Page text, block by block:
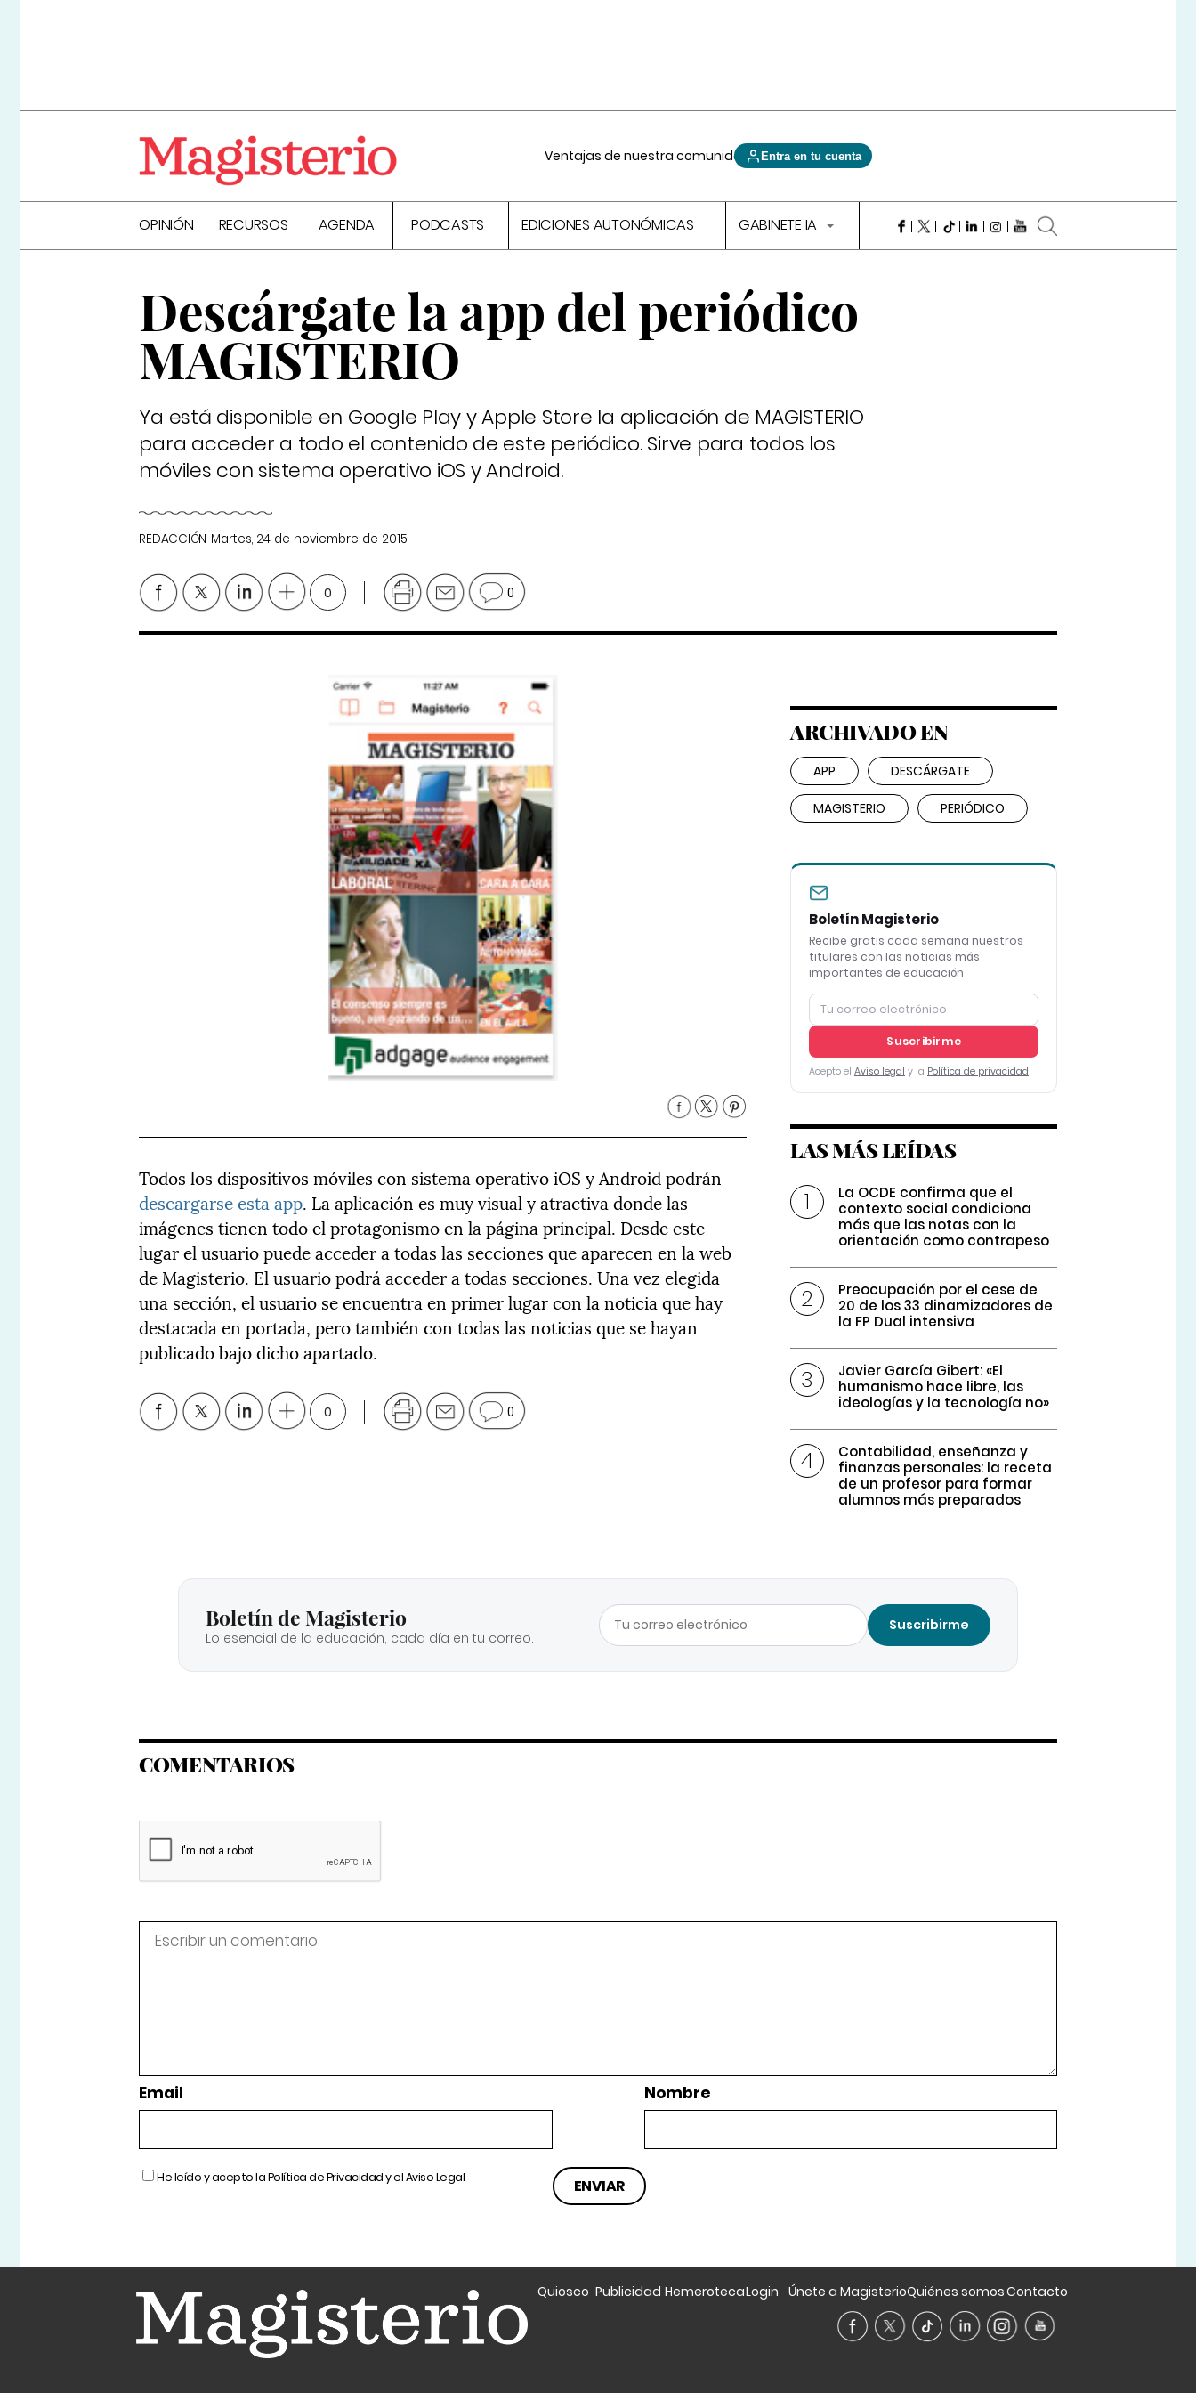
Ventajas de nuestra comunidad Entra en tu cuenta
OPINIÓN RECURSOS AGENDA PODCASTS EDICIONES AUTONÓMICAS GABINETE IA
Descárgate la app del periódico
MAGISTERIO
Ya está disponible en Google Play y Apple Store la aplicación de MAGISTERIO
para acceder a todo el contenido de este periódico. Sirve para todos los
móviles con sistema operativo iOS y Android.
REDACCIÓN Martes, 24 de noviembre de 2015
0 0
Todos los dispositivos móviles con sistema operativo iOS y Android podrán
descargarse esta app. La aplicación es muy visual y atractiva donde las
imágenes tienen todo el protagonismo en la página principal. Desde este
lugar el usuario puede acceder a todas las secciones que aparecen en la web
de Magisterio. El usuario podrá acceder a todas secciones. Una vez elegida
una sección, el usuario se encuentra en primer lugar con la noticia que hay
destacada en portada, pero también con todas las noticias que se hayan
publicado bajo dicho apartado.
0 0
ARCHIVADO EN
APP DESCÁRGATE
MAGISTERIO PERIÓDICO
Boletín Magisterio
Recibe gratis cada semana nuestros
titulares con las noticias más
importantes de educación
Suscribirme
Acepto el Aviso legal y la Política de privacidad
LAS MÁS LEÍDAS
La OCDE confirma que el
contexto social condiciona
más que las notas con la
orientación como contrapeso
Preocupación por el cese de
20 de los 33 dinamizadores de
la FP Dual intensiva
Javier García Gibert: «El
humanismo hace libre, las
ideologías y la tecnología no»
Contabilidad, enseñanza y
finanzas personales: la receta
de un profesor para formar
alumnos más preparados
Boletín de Magisterio
Lo esencial de la educación, cada día en tu correo.
Suscribirme
COMENTARIOS
Email Nombre
He leído y acepto laPolítica de Privacidady elAviso Legal
Quiosco Publicidad HemerotecaLogin Únete a MagisterioQuiénes somosContacto